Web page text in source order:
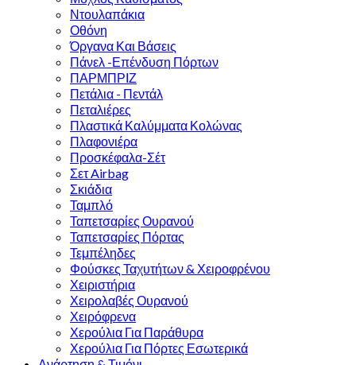
Ντουλαπάκια
Οθόνη
Όργανα Και Βάσεις
Πάνελ -Επένδυση Πόρτων
ΠΑΡΜΠΡΙΖ
Πετάλια - Πεντάλ
Πεταλιέρες
Πλαστικά Καλύμματα Κολώνας
Πλαφονιέρα
Προσκέφαλα-Σέτ
Σετ Airbag
Σκιάδια
Ταμπλό
Ταπετσαρίες Ουρανού
Ταπετσαρίες Πόρτας
Τεμπέληδες
Φούσκες Ταχυτήτων & Χειροφρένου
Χειριστήρια
Χειρολαβές Ουρανού
Χειρόφρενα
Χερούλια Για Παράθυρα
Χερούλια Για Πόρτες Εσωτερικά